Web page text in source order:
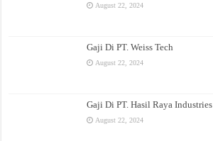
August 22, 2024
Gaji Di PT. Weiss Tech
August 22, 2024
Gaji Di PT. Hasil Raya Industries
August 22, 2024